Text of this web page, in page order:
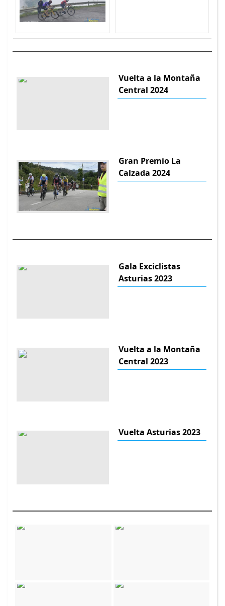
Vuelta a la Montaña
Central 2024
Gran Premio La
Calzada 2024
Gala Exciclistas
Asturias 2023
Vuelta a la Montaña
Central 2023
Vuelta Asturias 2023